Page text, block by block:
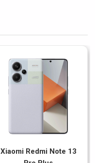
Xiaomi Redmi Note 13